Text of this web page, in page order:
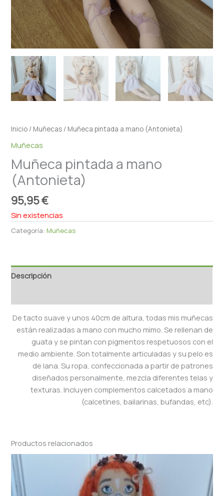
Inicio / Muñecas / Muñeca pintada a mano (Antonieta)
Muñecas
Muñeca pintada a mano
(Antonieta)
95,95€
Sin existencias
Categoría: Muñecas
Descripción
De tacto suave y unos 40cm de altura, todas mis muñecas
están realizadas a mano con mucho mimo. Se rellenan de
guata y se pintan con pigmentos respetuosos con el
medio ambiente. Son totalmente articuladas y su pelo es
de lana. Su ropa, confeccionada a partir de patrones
diseñados personalmente, mezcla diferentes telas y
texturas. Incluyen complementos calcetados a mano
(calcetines, bailarinas, bufandas, etc).
Productos relacionados